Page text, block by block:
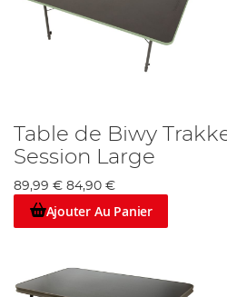
Table de Biwy
Session Large
89,99 € 84,90 €
Ajouter Au Panier